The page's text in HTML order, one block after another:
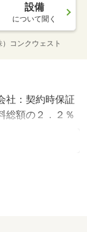
設備
について聞く
コンクウェスト
社：契約時保証
総額の２．２％
５％）・管理
内洗濯機置場が
お料理できま
す。・駐輪